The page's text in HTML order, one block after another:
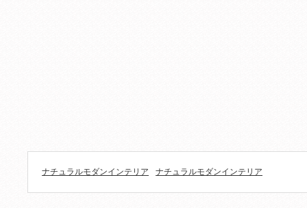
ナチュラルモダンインテリア ナチュラルモダンインテリア